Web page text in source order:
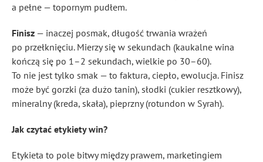
a pełne — topornym pudłem.
Finisz — inaczej posmak, długość trwania wrażeń
po przełknięciu. Mierzy się w sekundach (kaukalne wina
kończą się po 1–2 sekundach, wielkie po 30–60).
To nie jest tylko smak — to faktura, ciepło, ewolucja. Finisz
może być gorzki (za dużo tanin), słodki (cukier resztkowy),
mineralny (kreda, skała), pieprzny (rotundon w Syrah).
Jak czytać etykiety win?
Etykieta to pole bitwy między prawem, marketingiem